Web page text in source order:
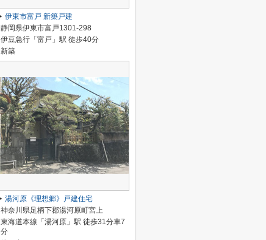
伊東市富戸 新築戸建
静岡県伊東市富戸1301-298
伊豆急行「富戸」駅 徒歩40分
新築
湯河原《理想郷》戸建住宅
神奈川県足柄下郡湯河原町宮上
東海道本線「湯河原」駅 徒歩31分車7
分